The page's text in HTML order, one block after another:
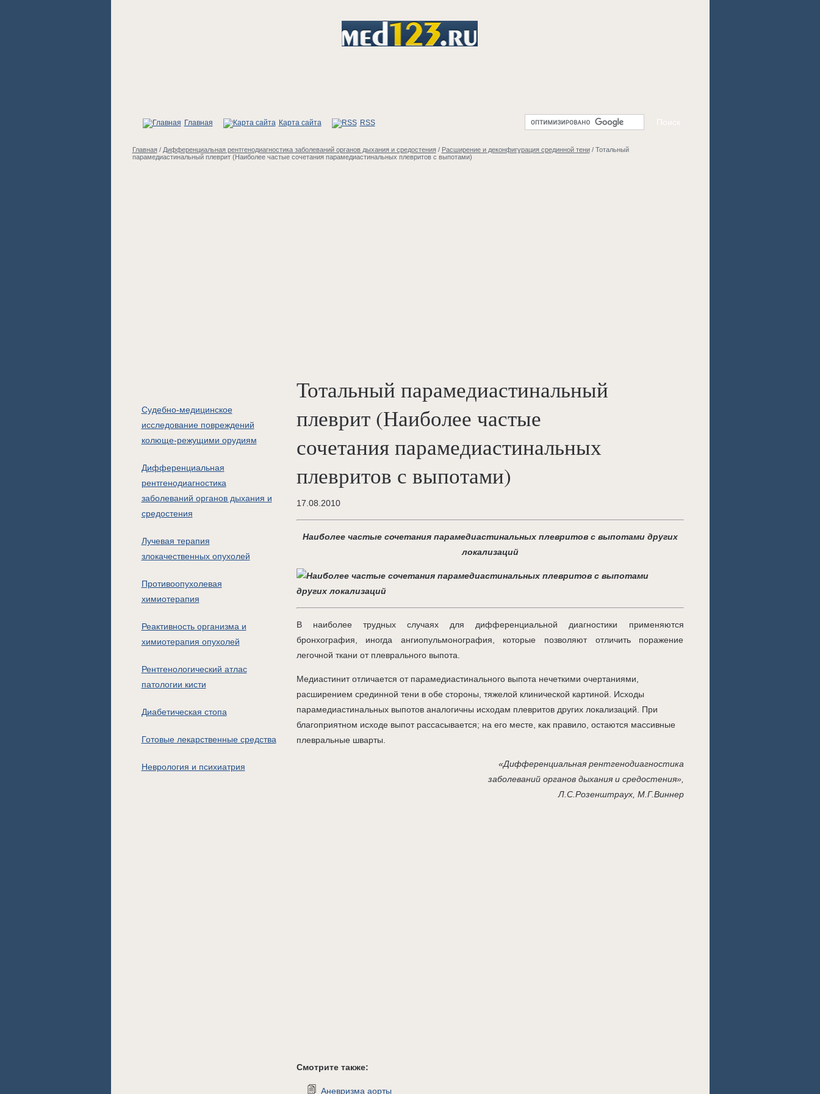
Главная Карта сайта RSS
Главная/ Дифференциальная рентгенодиагностика заболеваний органов дыхания и средостения/ Расширение и деконфигурация срединной тени/ Тотальный
парамедиастинальный плеврит (Наиболее частые сочетания парамедиастинальных плевритов с выпотами)
Судебно-медицинское
исследование повреждений
колюще-режущими орудиям
Дифференциальная
рентгенодиагностика
заболеваний органов дыхания и
средостения
Лучевая терапия
злокачественных опухолей
Противоопухолевая
химиотерапия
Реактивность организма и
химиотерапия опухолей
Рентгенологический атлас
патологии кисти
Диабетическая стопа
Готовые лекарственные средства
Неврология и психиатрия
Тотальный парамедиастинальный
плеврит (Наиболее частые
сочетания парамедиастинальных
плевритов с выпотами)
17.08.2010
Наиболее частые сочетания парамедиастинальных плевритов с выпотами других
локализаций
В наиболее трудных случаях для дифференциальной диагностики применяются
бронхография, иногда ангиопульмонография, которые позволяют отличить поражение
легочной ткани от плеврального выпота.
Медиастинит отличается от парамедиастинального выпота нечеткими очертаниями,
расширением срединной тени в обе стороны, тяжелой клинической картиной. Исходы
парамедиастинальных выпотов аналогичны исходам плевритов других локализаций. При
благоприятном исходе выпот рассасывается; на его месте, как правило, остаются массивные
плевральные шварты.
«Дифференциальная рентгенодиагностика
заболеваний органов дыхания и средостения»,
Л.С.Розенштраух, М.Г.Виннер
Смотрите также:
Аневризма аорты